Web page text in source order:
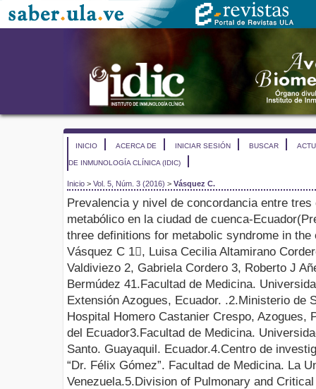
INICIO ACERCA DE INICIAR SESIÓN BUSCAR
DE INMUNOLOGÍA CLÍNICA (IDIC)
Inicio > Vol. 5, Núm. 3 (2016) > Vásquez C.
Prevalencia y nivel de concordancia entre
metabólico en la ciudad de cuenca-Ecuador(
three definitions for metabolic syndrome in
Vásquez C 1, Luisa Cecilia Altamirano
Valdiviezo 2, Gabriela Cordero 3, Roberto J
Bermúdez 41.Facultad de Medicina.
Extensión Azogues, Ecuador. .2.Ministerio de
Hospital Homero Castanier Crespo, Azogues,
del Ecuador3.Facultad de Medicina.
Santo. Guayaquil. Ecuador.4.Centro de
“Dr. Félix Gómez”. Facultad de Medicina. La
Venezuela.5.Division of Pulmonary and